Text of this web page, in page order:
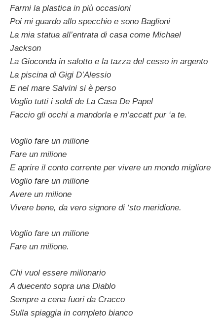
Farmi la plastica in più occasioni
Poi mi guardo allo specchio e sono Baglioni
La mia statua all’entrata di casa come Michael
Jackson
La Gioconda in salotto e la tazza del cesso in argento
La piscina di Gigi D’Alessio
E nel mare Salvini si è perso
Voglio tutti i soldi de La Casa De Papel
Faccio gli occhi a mandorla e m’accatt pur ‘a te.
Voglio fare un milione
Fare un milione
E aprire il conto corrente per vivere un mondo migliore
Voglio fare un milione
Avere un milione
Vivere bene, da vero signore di ‘sto meridione.
Voglio fare un milione
Fare un milione.
Chi vuol essere milionario
A duecento sopra una Diablo
Sempre a cena fuori da Cracco
Sulla spiaggia in completo bianco